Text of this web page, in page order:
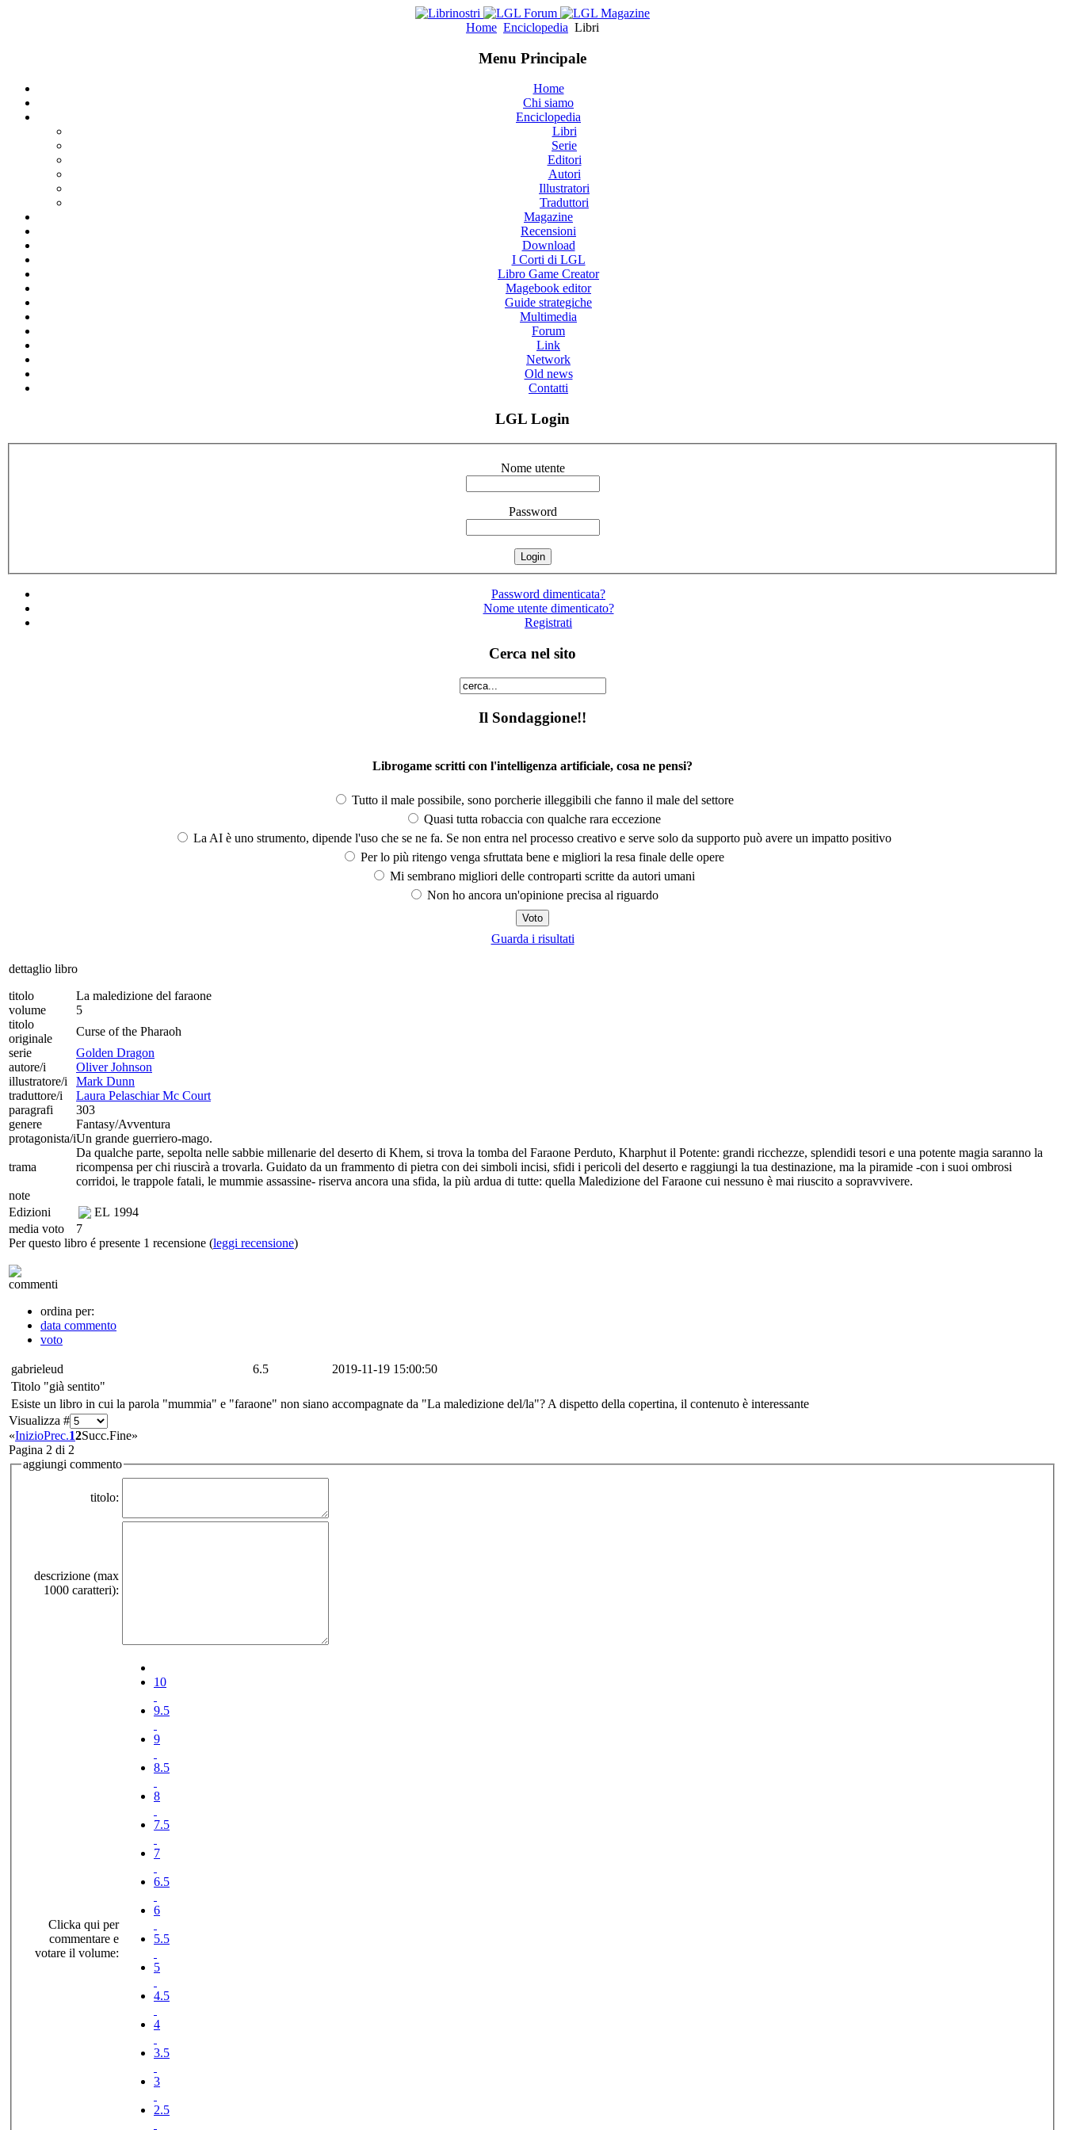
Home Enciclopedia Libri
Menu Principale
Home
Chi siamo
Enciclopedia
Libri
Serie
Editori
Autori
Illustratori
Traduttori
Magazine
Recensioni
Download
I Corti di LGL
Libro Game Creator
Magebook editor
Guide strategiche
Multimedia
Forum
Link
Network
Old news
Contatti
LGL Login
Nome utente
Password
Password dimenticata?
Nome utente dimenticato?
Registrati
Cerca nel sito
Il Sondaggione!!
Librogame scritti con l'intelligenza artificiale, cosa ne pensi?
Tutto il male possibile, sono porcherie illeggibili che fanno il male del settore
Quasi tutta robaccia con qualche rara eccezione
La AI è uno strumento, dipende l'uso che se ne fa. Se non entra nel processo creativo e serve solo da supporto può avere un impatto positivo
Per lo più ritengo venga sfruttata bene e migliori la resa finale delle opere
Mi sembrano migliori delle controparti scritte da autori umani
Non ho ancora un'opinione precisa al riguardo
Guarda i risultati
dettaglio libro
titolo
La maledizione del faraone
volume
5
titolo
originale
Curse of the Pharaoh
serie
Golden Dragon
autore/i
Oliver Johnson
illustratore/i
Mark Dunn
traduttore/i
Laura Pelaschiar Mc Court
paragrafi
303
genere
Fantasy/Avventura
protagonista/iUn grande guerriero-mago.
trama
Da qualche parte, sepolta nelle sabbie millenarie del deserto di Khem, si trova la tomba del Faraone Perduto, Kharphut il Potente: grandi ricchezze, splendidi tesori e una potente magia saranno la
ricompensa per chi riuscirà a trovarla. Guidato da un frammento di pietra con dei simboli incisi, sfidi i pericoli del deserto e raggiungi la tua destinazione, ma la piramide -con i suoi ombrosi
corridoi, le trappole fatali, le mummie assassine- riserva ancora una sfida, la più ardua di tutte: quella Maledizione del Faraone cui nessuno è mai riuscito a sopravvivere.
note
Edizioni
EL 1994
media voto
7
Per questo libro é presente 1 recensione (leggi recensione)
commenti
ordina per:
data commento
voto
gabrieleud 6.5
2019-11-19 15:00:50
Titolo "già sentito"
Esiste un libro in cui la parola "mummia" e "faraone" non siano accompagnate da "La maledizione del/la"? A dispetto della copertina, il contenuto è interessante
Visualizza #
«InizioPrec.12Succ.Fine»
Pagina 2 di 2
aggiungi commento
titolo:
descrizione (max
1000 caratteri):
Clicka qui per
commentare e
votare il volume:
10
9.5
9
8.5
8
7.5
7
6.5
6
5.5
5
4.5
4
3.5
3
2.5